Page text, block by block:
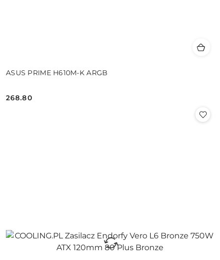
ASUS PRIME H610M-K ARGB
Cena:
268.80